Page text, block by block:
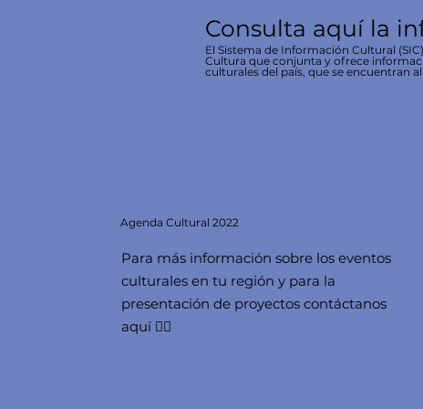
Consulta aquí la
El Sistema de Información Cultural
Cultura que conjunta y ofrece
culturales del país, que se encuentran
AgendaCultural 2022
Para más información sobre los eventos
culturales en tu región y para la
presentación de proyectos contáctanos
aquí 👇🏻